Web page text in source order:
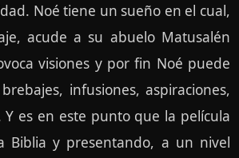
Noé tiene un sueño en el cual,
acude a su abuelo Matusalén
visiones y por fin Noé puede
infusiones, aspiraciones,
es en este punto que la película
Biblia y presentando, a un nivel